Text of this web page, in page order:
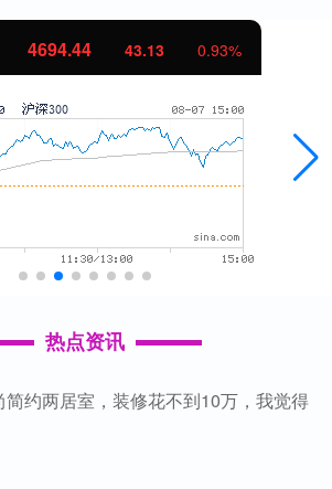
4694.44 43.13 0.93%
热点资讯
约两居室，装修花不到10万，我觉得